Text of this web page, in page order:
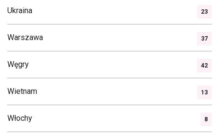
Ukraina 23
Warszawa 37
Węgry 42
Wietnam 13
Włochy 8